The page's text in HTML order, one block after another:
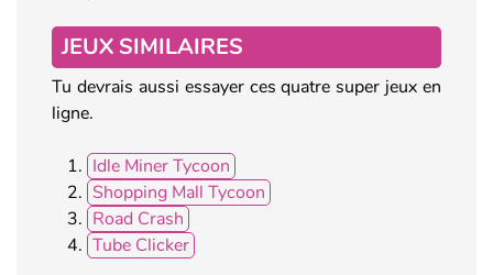
JEUX SIMILAIRES
Tu devrais aussi essayer ces quatre super jeux en
ligne.
Idle Miner Tycoon
Shopping Mall Tycoon
Road Crash
Tube Clicker